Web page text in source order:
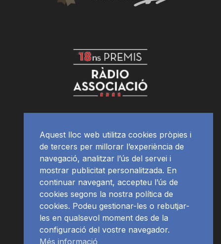
Aquest lloc web utilitza cookies pròpies i
de tercers per millorar l’experiència de
navegació, analitzar l’ús del servei i
mostrar publicitat personalitzada. En
continuar navegant, accepteu l’ús de
cookies segons la nostra política de
cookies. Podeu gestionar-les o rebutjar-
les en qualsevol moment des de la
configuració del vostre navegador.
Més informació